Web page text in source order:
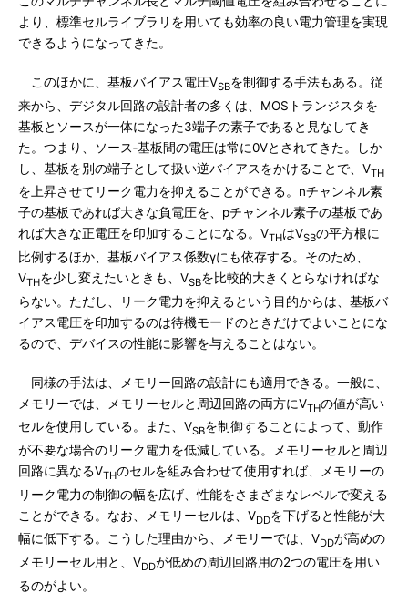
より、標準セルライブラリを用いても効率の良い電力管理を実現
できるようになってきた。
このほかに、基板バイアス電圧VSBを制御する手法もある。従
来から、デジタル回路の設計者の多くは、MOSトランジスタを
基板とソースが一体になった3端子の素子であると見なしてき
た。つまり、ソース‐基板間の電圧は常に0Vとされてきた。しか
し、基板を別の端子として扱い逆バイアスをかけることで、VTH
を上昇させてリーク電力を抑えることができる。nチャンネル素
子の基板であれば大きな負電圧を、pチャンネル素子の基板であ
れば大きな正電圧を印加することになる。VTHはVSBの平方根に
比例するほか、基板バイアス係数γにも依存する。そのため、
VTHを少し変えたいときも、VSBを比較的大きくとらなければな
らない。ただし、リーク電力を抑えるという目的からは、基板バ
イアス電圧を印加するのは待機モードのときだけでよいことにな
るので、デバイスの性能に影響を与えることはない。
同様の手法は、メモリー回路の設計にも適用できる。一般に、
メモリーでは、メモリーセルと周辺回路の両方にVTHの値が高い
セルを使用している。また、VSBを制御することによって、動作
が不要な場合のリーク電力を低減している。メモリーセルと周辺
回路に異なるVTHのセルを組み合わせて使用すれば、メモリーの
リーク電力の制御の幅を広げ、性能をさまざまなレベルで変える
ことができる。なお、メモリーセルは、VDDを下げると性能が大
幅に低下する。こうした理由から、メモリーでは、VDDが高めの
メモリーセル用と、VDDが低めの周辺回路用の2つの電圧を用い
るのがよい。